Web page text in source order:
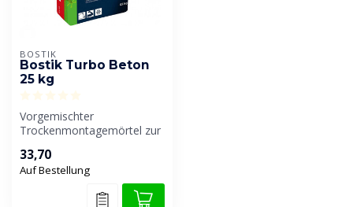
BOSTIK
Bostik Turbo Beton
25 kg
Vorgemischter
Trockenmontagemörtel zur
Verankerung von...
33,70
Auf Bestellung